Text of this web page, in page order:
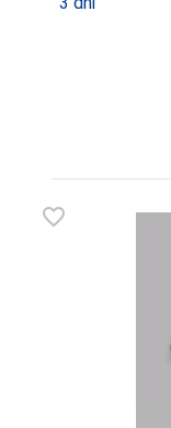
favorite_border